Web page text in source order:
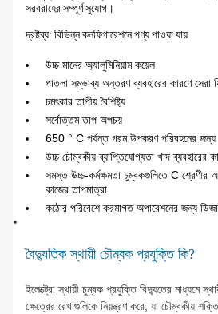
সরবরাহের সম্পূর্ণ সুযোগ।
দ্রষ্টব্য: বিভিন্ন কনফিগারেশনে পণ্য পাওয়া যায়
উচ্চ মানের অ্যালুমিনিয়াম কয়েল
পাতলা সম্ভাব্য অন্তরণ ব্যবহারের কারণে সেরা
চমৎকার তাপীয় বৈশিষ্ট্য
সর্বোত্তম তাপ অপচয়
650 ° C পর্যন্ত গরম উপকরণ পরিবহনের জন্য
উচ্চ চৌম্বকীয় ব্যাপ্তিযোগ্যতা খাদ ব্যবহারের
সমস্ত উচ্চ-কর্মক্ষমতা চুম্বকগুলিতে C
কাজের তাপমাত্রা
কঠোর পরিবেশে ক্রমাগত অপারেশনের জন্য
বৈদ্যুতিক স্থায়ী চৌম্বক প্রযুক্তি কি?
ইলেক্ট্রো স্থায়ী চুম্বক প্রযুক্তি বিদ্যুতের মাধ্যমে
ক্ষেত্রের রেখাগুলিকে নিয়ন্ত্রণ করে, যা চৌম্বকীয়